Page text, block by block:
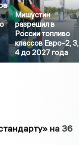
Мишустин
разрешил в
России топливо
классов Евро-2, 3,
4 до 2027 года
на 36